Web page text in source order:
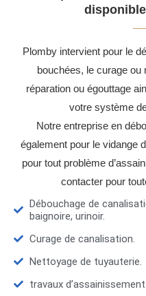
Plomby intervient pour le
bouchées, le curage ou
réparation ou égouttage
votre système
Notre entreprise en
également pour le vidange
pour tout problème
contacter pour
Débouchage de
baignoire, urinoir.
Curage de canalisation.
Nettoyage de tuyauterie.
travaux d’assainissement